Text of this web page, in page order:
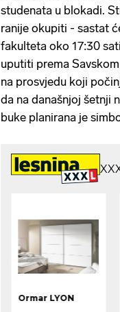
studenata u blokadi.
ranije okupiti - sastat
fakulteta oko 17:30
uputiti prema
na prosvjedu koji
da na današnjoj šetnji
buke planirana je